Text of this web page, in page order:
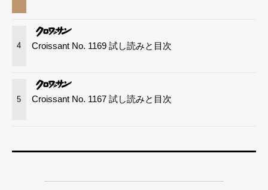
4 Croissant No. 1169 試し読みと目次
5 Croissant No. 1167 試し読みと目次